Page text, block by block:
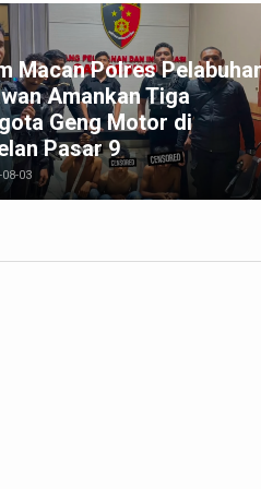
Macan Polres
Amankan Tiga
Geng Motor di
Pasar 9
08-03